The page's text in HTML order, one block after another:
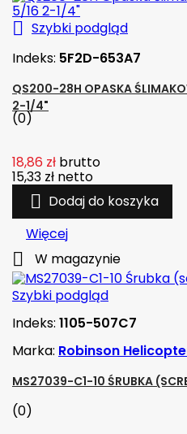
 Szybki podgląd
Indeks: 5F2D-653A7
QS200-28H OPASKA
2-1/4"
(0)
18,86 zł brutto
15,33 zł netto
 Dodaj do koszyka
Więcej
 W magazynie
Szybki podgląd
Indeks: 1105-507C7
Marka: Robinson
MS27039-C1-10 ŚRUBKA
(0)